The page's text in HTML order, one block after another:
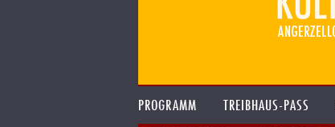
PROGRAMM TREIBHAUS-PASS